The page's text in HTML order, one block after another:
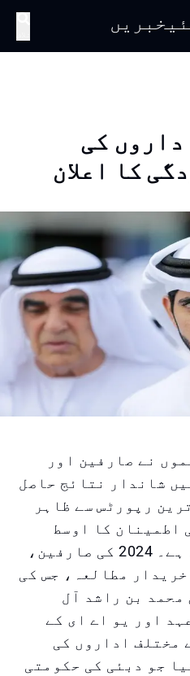
کی
کا اعلان
نے صارفین اور
شاندار نتائج حاصل
رپورٹس سے ظاہر
اطمینان کا اوسط
انڈیکس 90% سے زیادہ ہے۔ 2024 کی صارفین،
خریدار مطالعہ، جس کی
محمد بن راشد آل
اور یو اے ای کے
مختلف اداروں کی
جو دبئی کی حکومتی